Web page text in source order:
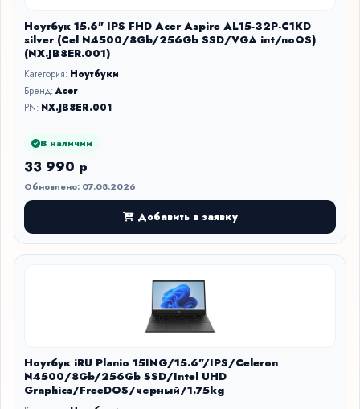
Ноутбук 15.6" IPS FHD Acer Aspire AL15-32P-C1KD
silver (Cel N4500/8Gb/256Gb SSD/VGA int/noOS)
(NX.JB8ER.001)
Категория: Ноутбуки
Бренд:Acer
PN: NX.JB8ER.001
В наличии
33 990 р
Обновлено: 07.08.2026
Добавить в заявку
Ноутбук iRU Planio 15ING/15.6"/IPS/Celeron
N4500/8Gb/256Gb SSD/Intel UHD
Graphics/FreeDOS/черный/1.75kg